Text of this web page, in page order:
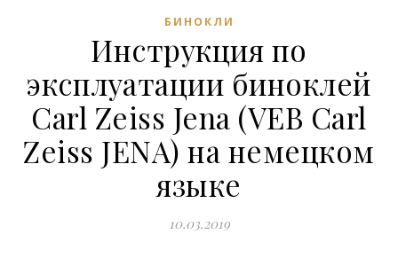
БИНОКЛИ
Инструкция по
эксплуатации биноклей
Carl Zeiss Jena (VEB Carl
Zeiss JENA) на немецком
языке
10.03.2019